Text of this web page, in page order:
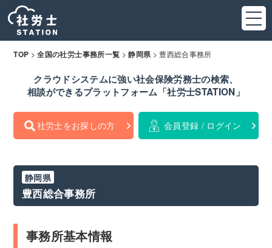
TOP >全国の社労士事務所一覧 >静岡県 > 豊西総合事務所
クラウドシステムに強い社会保険労務士の検索、
相談ができるプラットフォーム「社労士STATION」
社労士をお探しの方 会員登録 / ログイン
静岡県
豊西総合事務所
事務所基本情報